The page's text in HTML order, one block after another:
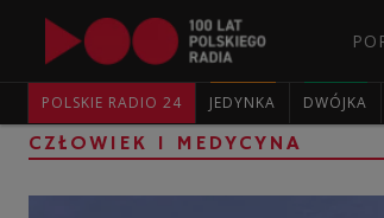
POLSKIE RADIO 24 JEDYNKA DWÓJKA
CZŁOWIEK I MEDYCYNA